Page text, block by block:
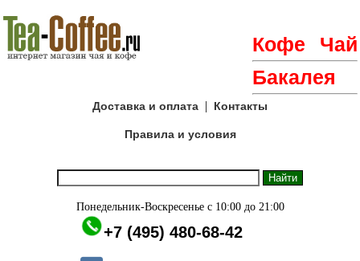
Кофе
Чай
Бакалея
Доставка и оплата | Контакты
Правила и условия
Понедельник-Воскресенье с 10:00 до 21:00
+7 (495) 480-68-42